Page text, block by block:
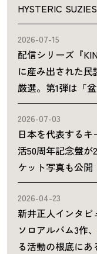
HYSTERIC
2026-07-15
配信シリーズ『
に産み出された民
厳選。第1弾は「
2026-07-03
日本を代表する
活50周年記念盤
ケット写真も公
2026-04-23
新井正人インタビ
ソロアルバム3作
る活動の根底にあ